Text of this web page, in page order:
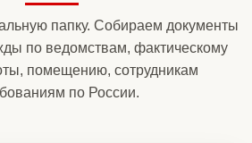
папку. Собираем документы
по ведомствам, фактическому
помещению, сотрудникам
по России.